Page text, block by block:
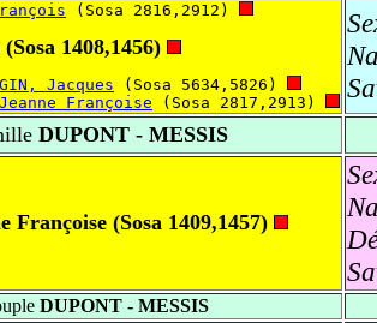
(Sosa 2816,2912)
1408,1456)
Jacques (Sosa 5634,5826)
Jeanne Françoise (Sosa 2817,2913)
DUPONT - MESSIS
Françoise (Sosa 1409,1457)
DUPONT - MESSIS